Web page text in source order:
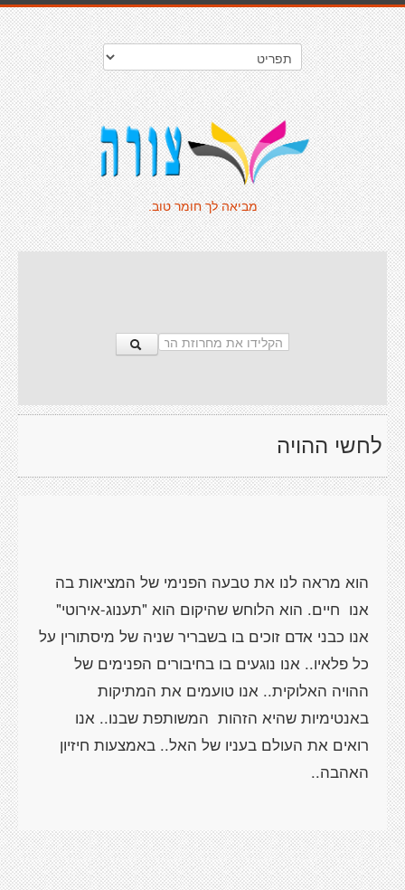
מביאה לך חומר טוב.
לחשי ההויה
הוא מראה לנו את טבעה הפנימי של המציאות בה
אנו חיים. הוא הלוחש שהיקום הוא "תענוג-אירוטי"
אנו כבני אדם זוכים בו בשבריר שניה של מיסתורין על
כל פלאיו.. אנו נוגעים בו בחיבורים הפנימים של
ההויה האלוקית.. אנו טועמים את המתיקות
באנטימיות שהיא הזהות המשותפת שבנו.. אנו
רואים את העולם בעניו של האל.. באמצעות חיזיון